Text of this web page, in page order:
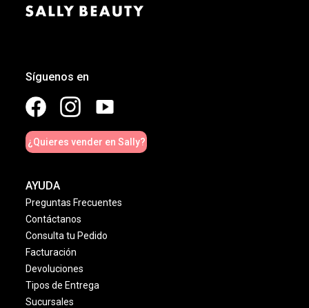
Síguenos en
¿Quieres vender en Sally?
AYUDA
Preguntas Frecuentes
Contáctanos
Consulta tu Pedido
Facturación
Devoluciones
Tipos de Entrega
Sucursales